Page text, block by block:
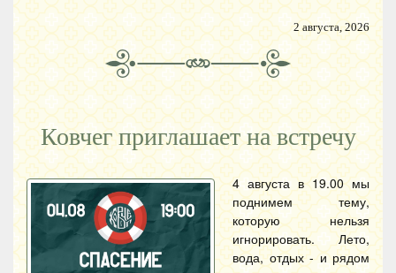
2 августа, 2026
Ковчег приглашает на встречу
4 августа в 19.00 мы
поднимем тему,
которую нельзя
игнорировать. Лето,
вода, отдых - и рядом